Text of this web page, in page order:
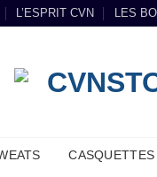
L’ESPRIT CVN LES
CASQUETTES